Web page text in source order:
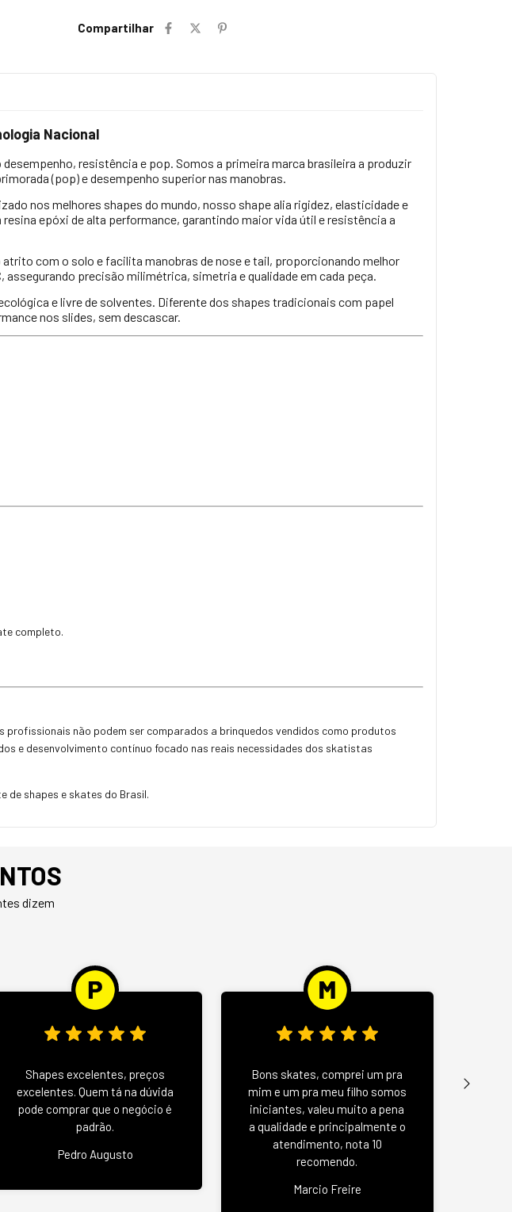
Compartilhar
Nacional
resistência e pop. Somos a primeira marca brasileira a produzir
(pop) e desempenho superior nas manobras.
nos melhores shapes do mundo, nosso shape alia rigidez, elasticidade e
epóxi de alta performance, garantindo maior vida útil e resistência a
com o solo e facilita manobras de nose e tail, proporcionando melhor
precisão milimétrica, simetria e qualidade em cada peça.
e livre de solventes. Diferente dos shapes tradicionais com papel
nos slides, sem descascar.
completo.
profissionais não podem ser comparados a brinquedos vendidos como produtos
e desenvolvimento contínuo focado nas reais necessidades dos skatistas
de shapes e skates do Brasil.
dizem
Shapes excelentes, preços
excelentes. Quem tá na dúvida
pode comprar que o negócio é
padrão.
Pedro Augusto
Bons skates, comprei um pra
mim e um pra meu filho somos
iniciantes, valeu muito a pena
a qualidade e principalmente o
atendimento, nota 10
recomendo.
Marcio Freire